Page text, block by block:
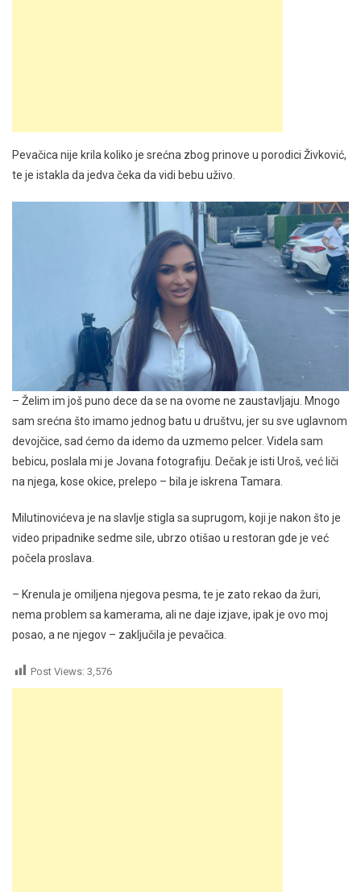
Pevačica nije krila koliko je srećna zbog prinove u porodici Živković,
te je istakla da jedva čeka da vidi bebu uživo.
– Želim im još puno dece da se na ovome ne zaustavljaju. Mnogo
sam srećna što imamo jednog batu u društvu, jer su sve uglavnom
devojčice, sad ćemo da idemo da uzmemo pelcer. Videla sam
bebicu, poslala mi je Jovana fotografiju. Dečak je isti Uroš, već liči
na njega, kose okice, prelepo – bila je iskrena Tamara.
Milutinovićeva je na slavlje stigla sa suprugom, koji je nakon što je
video pripadnike sedme sile, ubrzo otišao u restoran gde je već
počela proslava.
– Krenula je omiljena njegova pesma, te je zato rekao da žuri,
nema problem sa kamerama, ali ne daje izjave, ipak je ovo moj
posao, a ne njegov – zaključila je pevačica.
Post Views: 3,576